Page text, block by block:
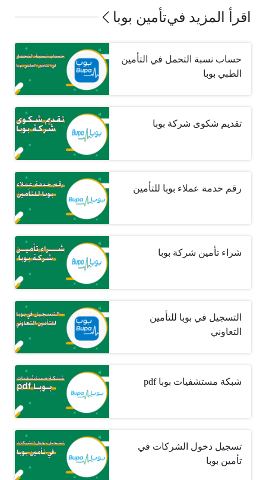
اقرأ المزيد فيتأمين بوبا
حساب نسبة التحمل في التأمين
الطبي بوبا
تقديم شكوى شركة بوبا
رقم خدمة عملاء بوبا للتأمين
شراء تأمين شركة بوبا
التسجيل في بوبا للتأمين
التعاوني
شبكة مستشفيات بوبا pdf
تسجيل دخول الشركات في
تأمين بوبا